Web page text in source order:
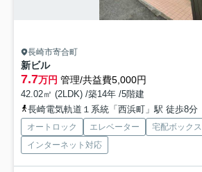
長崎市寄合町
新ビル
7.7万円 管理/共益費5,000円
42.02㎡ (2LDK) /築14年 /5階建
長崎電気軌道１系統「西浜町」駅 徒歩8分
オートロック エレベーター
宅配ボックス
インターネット対応